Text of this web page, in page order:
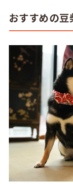
おすすめの豆